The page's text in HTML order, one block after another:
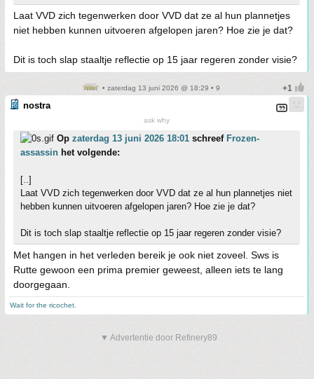
Laat VVD zich tegenwerken door VVD dat ze al hun plannetjes
niet hebben kunnen uitvoeren afgelopen jaren? Hoe zie je dat?
Dit is toch slap staaltje reflectie op 15 jaar regeren zonder visie?
• zaterdag 13 juni 2026 @ 18:29 • 9
nostra
ask why
Op zaterdag 13 juni 2026 18:01 schreef Frozen-
assassin het volgende:
[..]
Laat VVD zich tegenwerken door VVD dat ze al hun plannetjes niet
hebben kunnen uitvoeren afgelopen jaren? Hoe zie je dat?
Dit is toch slap staaltje reflectie op 15 jaar regeren zonder visie?
Met hangen in het verleden bereik je ook niet zoveel. Sws is
Rutte gewoon een prima premier geweest, alleen iets te lang
doorgegaan.
Wait for the ricochet.
▼ Advertentie door Refinery89